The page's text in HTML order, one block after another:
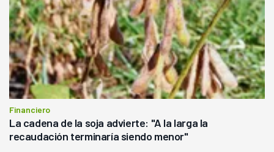
Financiero
La cadena de la soja advierte: "A la larga la
recaudación terminaría siendo menor"